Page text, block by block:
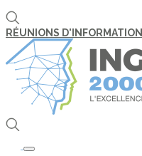
RÉUNIONS D'INFORMATION
Toggle navigation